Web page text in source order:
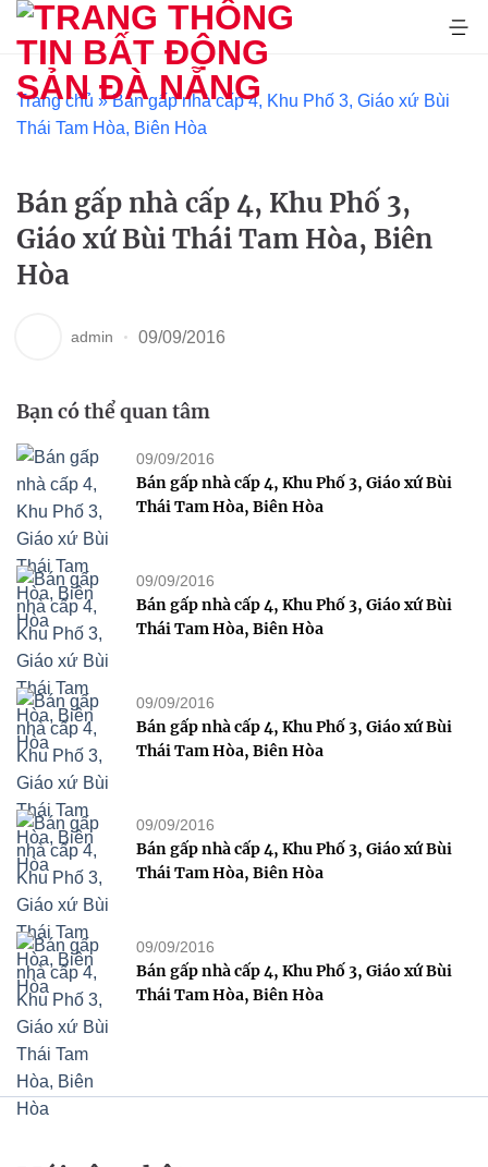
Bỏ
qua
dungTrang chủ »Bán gấp nhà cấp 4, Khu Phố 3, Giáo xứ Bùi
Thái Tam Hòa, Biên Hòa
Bán gấp nhà cấp 4, Khu Phố 3,
Giáo xứ Bùi Thái Tam Hòa, Biên
Hòa
admin 09/09/2016
Bạn có thể quan tâm
09/09/2016
Bán gấp nhà cấp 4, Khu Phố 3, Giáo xứ Bùi
Thái Tam Hòa, Biên Hòa
09/09/2016
Bán gấp nhà cấp 4, Khu Phố 3, Giáo xứ Bùi
Thái Tam Hòa, Biên Hòa
09/09/2016
Bán gấp nhà cấp 4, Khu Phố 3, Giáo xứ Bùi
Thái Tam Hòa, Biên Hòa
09/09/2016
Bán gấp nhà cấp 4, Khu Phố 3, Giáo xứ Bùi
Thái Tam Hòa, Biên Hòa
09/09/2016
Bán gấp nhà cấp 4, Khu Phố 3, Giáo xứ Bùi
Thái Tam Hòa, Biên Hòa